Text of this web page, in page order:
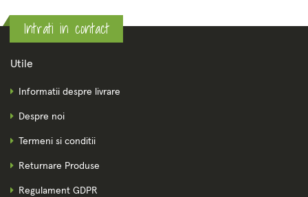
Intrati in contact
Utile
Informatii despre livrare
Despre noi
Termeni si conditii
Returnare Produse
Regulament GDPR